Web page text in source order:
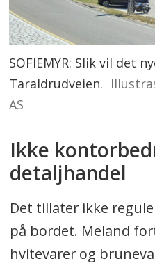
SOFIEMYR: Slik vil det
Taraldrudveien.
AS
Ikke
detaljhandel
Det tillater ikke
på bordet. Meland
hvitevarer og